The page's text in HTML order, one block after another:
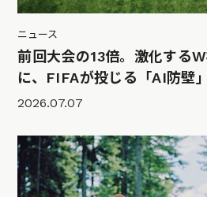
ニュース
前回大会の13倍。激化する
に、FIFAが投じる「AI防壁
2026.07.07